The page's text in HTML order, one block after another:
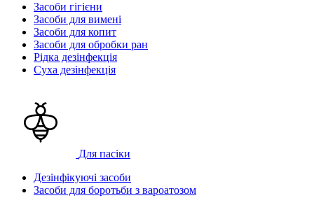
Засоби гігієни
Засоби для вимені
Засоби для копит
Засоби для обробки ран
Рідка дезінфекція
Суха дезінфекція
Для пасіки
Дезінфікуючі засоби
Засоби для боротьби з вароатозом